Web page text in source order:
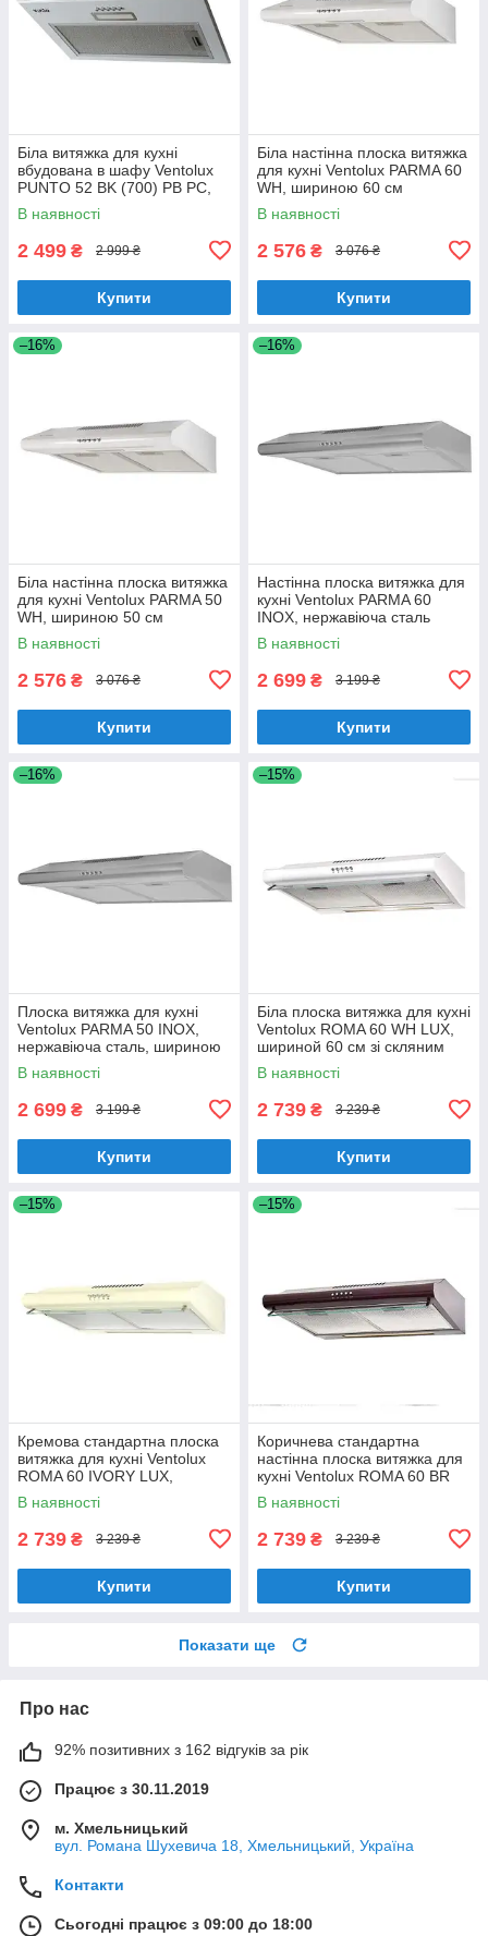
Біла витяжка для кухні
вбудована в шафу Ventolux
PUNTO 52 BK (700) PB PC,
шириною 52 см
В наявності
2 499 ₴ 2 999 ₴
Купити
Біла настінна плоска витяжка
для кухні Ventolux PARMA 60
WH, шириною 60 см
В наявності
2 576 ₴ 3 076 ₴
Купити
–16%
Біла настінна плоска витяжка
для кухні Ventolux PARMA 50
WH, шириною 50 см
В наявності
2 576 ₴ 3 076 ₴
Купити
–16%
Настінна плоска витяжка для
кухні Ventolux PARMA 60
INOX, нержавіюча сталь
шириною 60 см
В наявності
2 699 ₴ 3 199 ₴
Купити
–16%
Плоска витяжка для кухні
Ventolux PARMA 50 INOX,
нержавіюча сталь, шириною
50 см, під навісну шафу
В наявності
2 699 ₴ 3 199 ₴
Купити
–15%
Біла плоска витяжка для кухні
Ventolux ROMA 60 WH LUX,
шириной 60 см зі скляним
козирком
В наявності
2 739 ₴ 3 239 ₴
Купити
–15%
Кремова стандартна плоска
витяжка для кухні Ventolux
ROMA 60 IVORY LUX,
шириною 60 см, під навісну
шафу
В наявності
2 739 ₴ 3 239 ₴
Купити
–15%
Коричнева стандартна
настінна плоска витяжка для
кухні Ventolux ROMA 60 BR
LUX, шириною 60 см
В наявності
2 739 ₴ 3 239 ₴
Купити
Показати ще
Про нас
92% позитивних з 162 відгуків за рік
Працює з 30.11.2019
м. Хмельницький
вул. Романа Шухевича 18, Хмельницький, Україна
Контакти
Сьогодні працює з 09:00 до 18:00